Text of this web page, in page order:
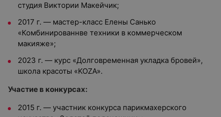
студия Виктории Макейчик;
2017 г. — мастер-класс Елены Санько
«Комбинированнве техники в коммерческом
макияже»;
2023 г. — курс «Долговременная укладка бровей»,
школа красоты «KOZA».
Участие в конкурсах:
2015 г. — участник конкурса парикмахерского